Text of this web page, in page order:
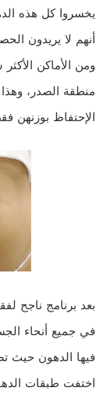
يخسروا كل هذه
أنهم لا يريدون
ومن الأماكن
منطقة الصدر،
الإحتفاظ بوزنهن
بعد برنامج ناجح
في جميع أنحاء
فيها الدهون حيث
اختفت طبقات